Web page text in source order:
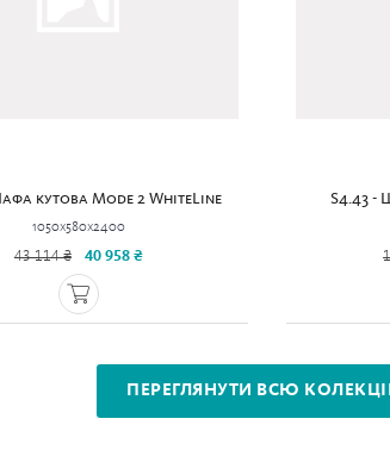
кутова Mode 2 WhiteLine
1050x580x2400
43 114 ₴ 40 958 ₴
S4.43 -
ПЕРЕГЛЯНУТИ ВСЮ